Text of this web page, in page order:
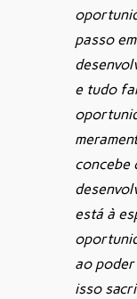
passo
e tudo
concebe
está à
ao poder
isso